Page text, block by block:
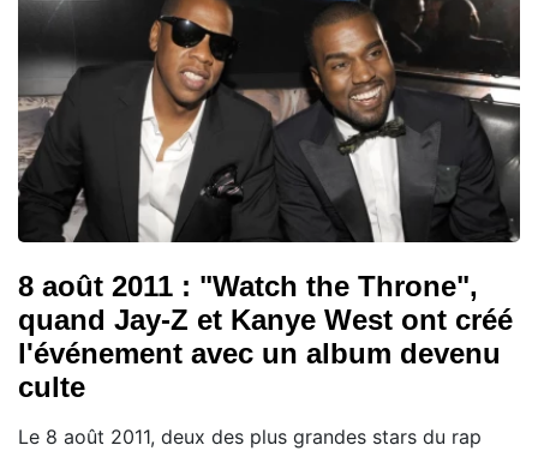
8 août 2011 : "Watch the Throne",
quand Jay-Z et Kanye West ont créé
l'événement avec un album devenu
culte
Le 8 août 2011, deux des plus grandes stars du rap